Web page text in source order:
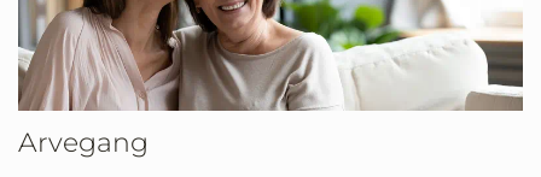
Arvegang